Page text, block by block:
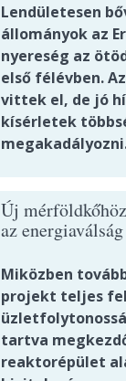
Lendületesen
állományok az
nyereség az
első félévben.
vittek el, de jó
kísérletek
Új
az
Miközben
projekt teljes
tartva
reaktorépület